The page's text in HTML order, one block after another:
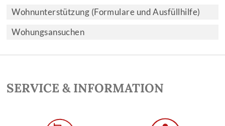
Wohnunterstützung (Formulare und Ausfüllhilfe)
Wohungsansuchen
SERVICE & INFORMATION